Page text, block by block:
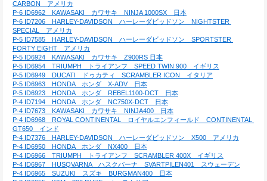
CARBON　アメリカ
P-6 ID6962　KAWASAKI　カワサキ　NINJA 1000SX　日本
P-6 ID7206　HARLEY-DAVIDSON　ハーレーダビッドソン　NIGHTSTER
SPECIAL　アメリカ
P-5 ID7585　HARLEY-DAVIDSON　ハーレーダビッドソン　SPORTSTER
FORTY EIGHT　アメリカ
P-5 ID6924　KAWASAKI　カワサキ　Z900RS 日本
P-5 ID6954　TRIUMPH　トライアンフ　SPEED TWIN 900　イギリス
P-5 ID6949　DUCATI　ドゥカティ　SCRAMBLER ICON　イタリア
P-5 ID6963　HONDA　ホンダ　X-ADV　日本
P-5 ID6923　HONDA　ホンダ　REBEL1100-DCT　日本
P-4 ID7194　HONDA　ホンダ　NC750X-DCT　日本
P-4 ID7673　KAWASAKI　カワサキ　NINJA400　日本
P-4 ID6968　ROYAL CONTINENTAL　ロイヤルエンフィールド　CONTINENTAL
GT650　インド
P-4 ID7376　HARLEY-DAVIDSON　ハーレーダビッドソン　X500　アメリカ
P-4 ID6950　HONDA　ホンダ　NX400　日本
P-4 ID6966　TRIUMPH　トライアンフ　SCRAMBLER 400X　イギリス
P-4 ID6967　HUSQVARNA　ハスクバーナ　SVARTPILEN401　スウェーデン
P-4 ID6965　SUZUKI　スズキ　BURGMAN400　日本